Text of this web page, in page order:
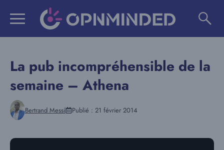
La pub incompréhensible de la
semaine – Athena
Bertrand Messi Publié : 21 février 2014